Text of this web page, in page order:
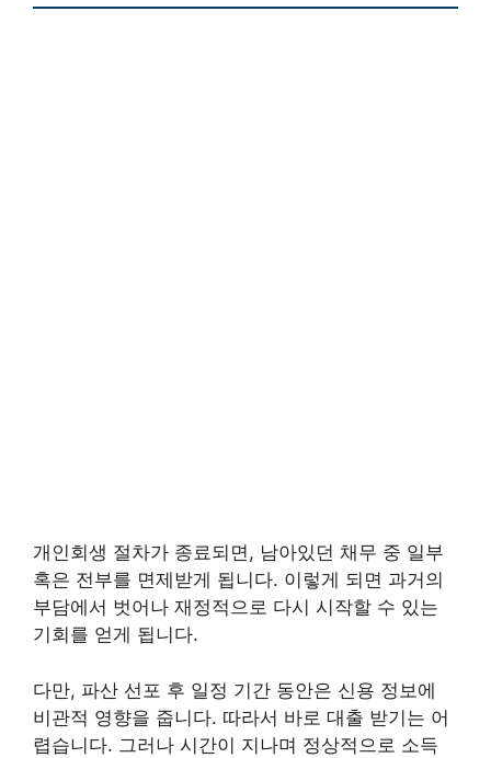
개인회생 절차가 종료되면, 남아있던 채무 중 일부
혹은 전부를 면제받게 됩니다. 이렇게 되면 과거의
부담에서 벗어나 재정적으로 다시 시작할 수 있는
기회를 얻게 됩니다.
다만, 파산 선포 후 일정 기간 동안은 신용 정보에
비관적 영향을 줍니다. 따라서 바로 대출 받기는 어
렵습니다. 그러나 시간이 지나며 정상적으로 소득